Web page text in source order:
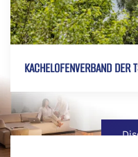
KACHELOFENVERBAND DER